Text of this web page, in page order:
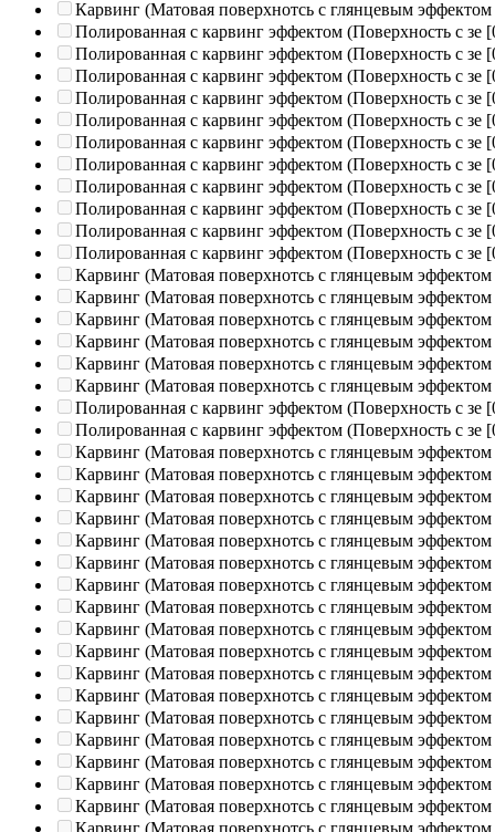
Карвинг (Матовая поверхнотсь с глянцевым эффектом
Полированная c карвинг эффектом (Поверхность с зе
Полированная c карвинг эффектом (Поверхность с зе
Полированная c карвинг эффектом (Поверхность с зе
Полированная c карвинг эффектом (Поверхность с зе
Полированная c карвинг эффектом (Поверхность с зе
Полированная c карвинг эффектом (Поверхность с зе
Полированная c карвинг эффектом (Поверхность с зе
Полированная c карвинг эффектом (Поверхность с зе
Полированная c карвинг эффектом (Поверхность с зе
Полированная c карвинг эффектом (Поверхность с зе
Полированная c карвинг эффектом (Поверхность с зе
Карвинг (Матовая поверхнотсь с глянцевым эффектом
Карвинг (Матовая поверхнотсь с глянцевым эффектом
Карвинг (Матовая поверхнотсь с глянцевым эффектом
Карвинг (Матовая поверхнотсь с глянцевым эффектом
Карвинг (Матовая поверхнотсь с глянцевым эффектом
Карвинг (Матовая поверхнотсь с глянцевым эффектом
Полированная c карвинг эффектом (Поверхность с зе
Полированная c карвинг эффектом (Поверхность с зе
Карвинг (Матовая поверхнотсь с глянцевым эффектом
Карвинг (Матовая поверхнотсь с глянцевым эффектом
Карвинг (Матовая поверхнотсь с глянцевым эффектом
Карвинг (Матовая поверхнотсь с глянцевым эффектом
Карвинг (Матовая поверхнотсь с глянцевым эффектом
Карвинг (Матовая поверхнотсь с глянцевым эффектом
Карвинг (Матовая поверхнотсь с глянцевым эффектом
Карвинг (Матовая поверхнотсь с глянцевым эффектом
Карвинг (Матовая поверхнотсь с глянцевым эффектом
Карвинг (Матовая поверхнотсь с глянцевым эффектом
Карвинг (Матовая поверхнотсь с глянцевым эффектом
Карвинг (Матовая поверхнотсь с глянцевым эффектом
Карвинг (Матовая поверхнотсь с глянцевым эффектом
Карвинг (Матовая поверхнотсь с глянцевым эффектом
Карвинг (Матовая поверхнотсь с глянцевым эффектом
Карвинг (Матовая поверхнотсь с глянцевым эффектом
Карвинг (Матовая поверхнотсь с глянцевым эффектом